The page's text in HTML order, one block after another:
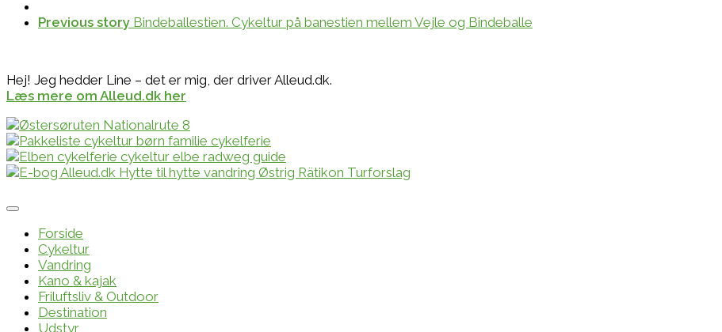
Previous story Bindeballestien. Cykeltur på banestien mellem Vejle og Bindeballe
Hej! Jeg hedder Line – det er mig, der driver Alleud.dk.
Læs mere om Alleud.dk her
Forside
Cykeltur
Vandring
Kano & kajak
Friluftsliv & Outdoor
Destination
Udstyr